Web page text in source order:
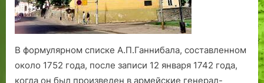
В формулярном списке А.П.Ганнибала, составленном
около 1752 года, после записи 12 января 1742 года,
когда он был произведен в армейские генерал-